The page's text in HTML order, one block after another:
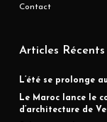
Contact
Articles Récents
L’été se prolonge
Le Maroc lance le
d’architecture de